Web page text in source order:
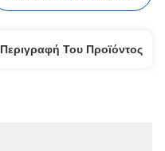
Περιγραφή Του Προϊόντος